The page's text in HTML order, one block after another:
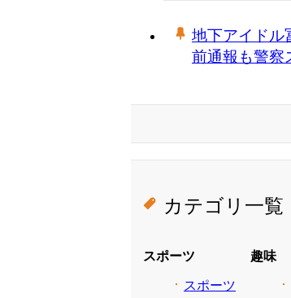
地下アイドル
前通報も警察
カテゴリ一覧
スポーツ
スポーツ
趣味